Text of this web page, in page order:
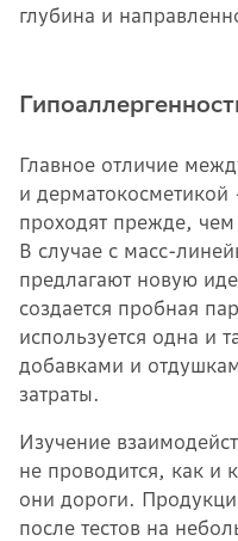
глубина и
Главное отличие
и
проходят прежде,
В случае с масс-
предлагают новую
создается пробная
используется одна и
добавками и
затраты.
Изучение
не проводится, как и
они дороги.
после тестов на